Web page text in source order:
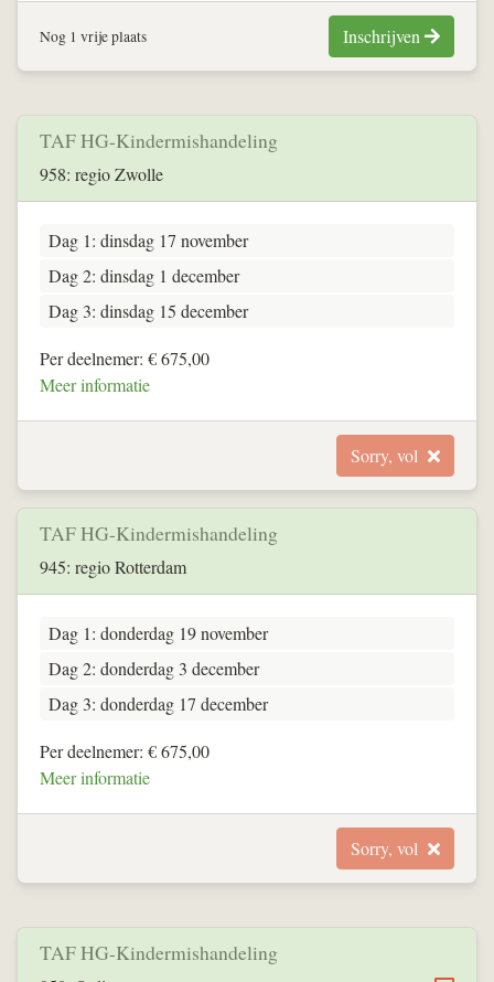
Nog 1 vrije plaats Inschrijven
TAF HG-Kindermishandeling
958: regio Zwolle
Dag 1: dinsdag 17 november
Dag 2: dinsdag 1 december
Dag 3: dinsdag 15 december
Per deelnemer: € 675,00
Meer informatie
Sorry, vol
TAF HG-Kindermishandeling
945: regio Rotterdam
Dag 1: donderdag 19 november
Dag 2: donderdag 3 december
Dag 3: donderdag 17 december
Per deelnemer: € 675,00
Meer informatie
Sorry, vol
TAF HG-Kindermishandeling